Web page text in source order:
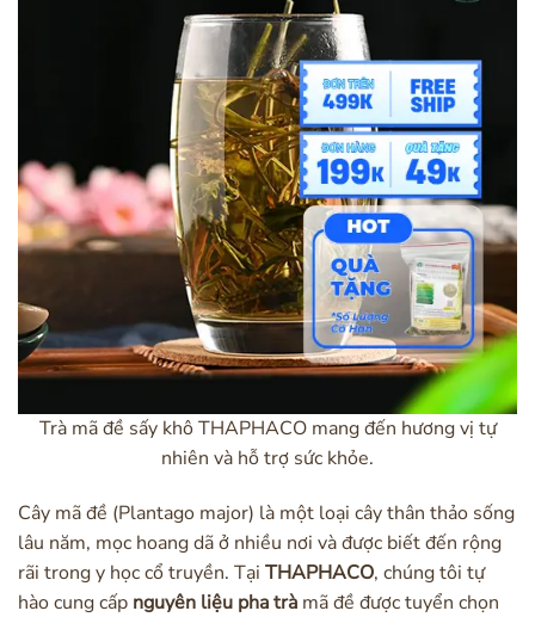
Trà mã đề sấy khô THAPHACO mang đến hương vị tự
nhiên và hỗ trợ sức khỏe.
Cây mã đề (Plantago major) là một loại cây thân thảo sống
lâu năm, mọc hoang dã ở nhiều nơi và được biết đến rộng
rãi trong y học cổ truyền. Tại THAPHACO, chúng tôi tự
hào cung cấp nguyên liệu pha trà mã đề được tuyển chọn